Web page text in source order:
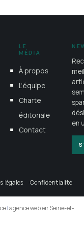
LE
MÉDIA
À propos
L'équipe
Charte
éditoriale
Contact
en
légales Confidentialité
|agence web en Seine-et-